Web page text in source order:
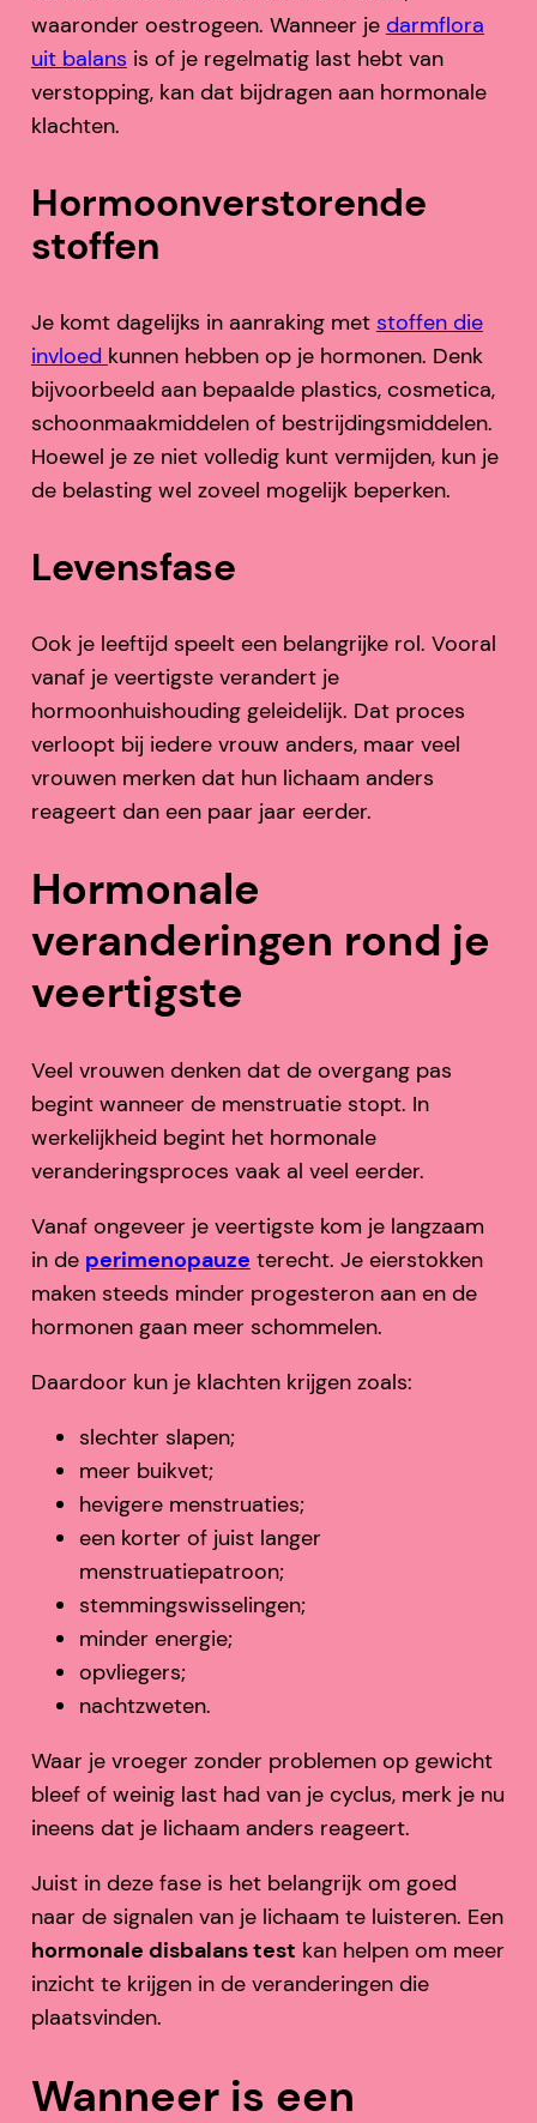
waaronder oestrogeen. Wanneer je darmflora
uit balans is of je regelmatig last hebt van
verstopping, kan dat bijdragen aan hormonale
klachten.
Hormoonverstorende
stoffen
Je komt dagelijks in aanraking met stoffen die
invloed kunnen hebben op je hormonen. Denk
bijvoorbeeld aan bepaalde plastics, cosmetica,
schoonmaakmiddelen of bestrijdingsmiddelen.
Hoewel je ze niet volledig kunt vermijden, kun je
de belasting wel zoveel mogelijk beperken.
Levensfase
Ook je leeftijd speelt een belangrijke rol. Vooral
vanaf je veertigste verandert je
hormoonhuishouding geleidelijk. Dat proces
verloopt bij iedere vrouw anders, maar veel
vrouwen merken dat hun lichaam anders
reageert dan een paar jaar eerder.
Hormonale
veranderingen rond je
veertigste
Veel vrouwen denken dat de overgang pas
begint wanneer de menstruatie stopt. In
werkelijkheid begint het hormonale
veranderingsproces vaak al veel eerder.
Vanaf ongeveer je veertigste kom je langzaam
in de perimenopauze terecht. Je eierstokken
maken steeds minder progesteron aan en de
hormonen gaan meer schommelen.
Daardoor kun je klachten krijgen zoals:
slechter slapen;
meer buikvet;
hevigere menstruaties;
een korter of juist langer
menstruatiepatroon;
stemmingswisselingen;
minder energie;
opvliegers;
nachtzweten.
Waar je vroeger zonder problemen op gewicht
bleef of weinig last had van je cyclus, merk je nu
ineens dat je lichaam anders reageert.
Juist in deze fase is het belangrijk om goed
naar de signalen van je lichaam te luisteren. Een
hormonale disbalans test kan helpen om meer
inzicht te krijgen in de veranderingen die
plaatsvinden.
Wanneer is een